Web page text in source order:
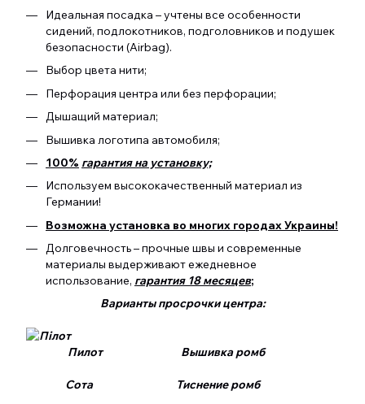
Идеальная посадка – учтены все особенности
сидений, подлокотников, подголовников и подушек
безопасности (Airbag).
Выбор цвета нити;
Перфорация центра или без перфорации;
Дышащий материал;
Вышивка логотипа автомобиля;
100% гарантия на установку;
Используем высококачественный материал из
Германии!
Возможна установка во многих городах Украины!
Долговечность – прочные швы и современные
материалы выдерживают ежедневное
использование, гарантия 18 месяцев;
Варианты просрочки центра:
Пилот Вышивка ромб
Сота Тиснение ромб